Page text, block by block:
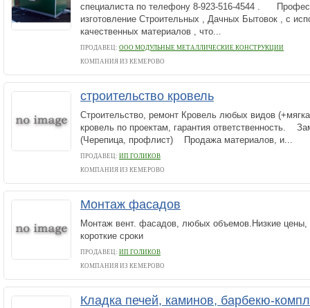
специалиста по телефону 8-923-516-4544 .
изготовление Строительных , Дачных Бытовок , с
качественных материалов , что...
ПРОДАВЕЦ: ООО МОДУЛЬНЫЕ МЕТАЛЛИЧЕСКИЕ КОНСТРУКЦИИ
КОМПАНИЯ ИЗ КЕМЕРОВО
строительство кровель
Строительство, ремонт Кровель любых видов
кровель по проектам, гарантия ответственность.
(Черепица, профлист) Продажа материалов, и...
ПРОДАВЕЦ: ИП ГОЛИКОВ
КОМПАНИЯ ИЗ КЕМЕРОВО
Монтаж фасадов
Монтаж вент. фасадов, любых объемов.Низкие цены,
короткие сроки
ПРОДАВЕЦ: ИП ГОЛИКОВ
КОМПАНИЯ ИЗ КЕМЕРОВО
Кладка печей, каминов, барбекю-